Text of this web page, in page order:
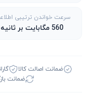
سرعت خواندن ترتیبی
560 مگابایت بر ثانیه
ضمانت اصالت کالا گارانتی
ضمانت